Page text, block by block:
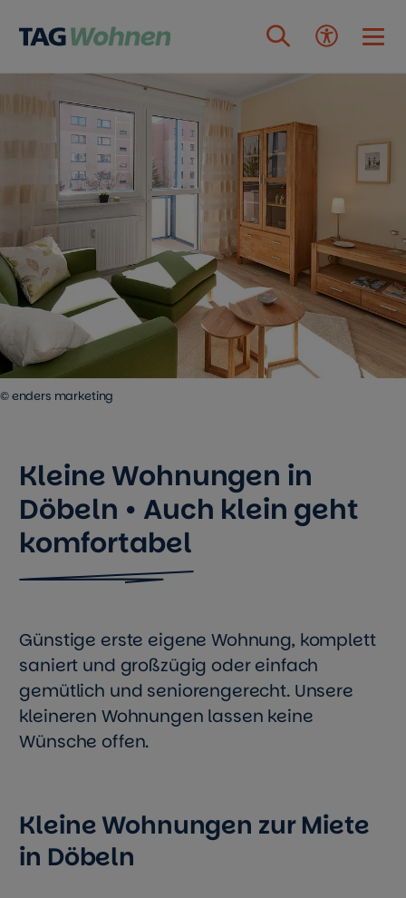
Zum Inhalt springen
Kleine Wohnungen in
Döbeln • Auch klein geht
komfortabel
Günstige erste eigene Wohnung, komplett
saniert und großzügig oder einfach
gemütlich und seniorengerecht. Unsere
kleineren Wohnungen lassen keine
Wünsche offen.
© enders marketing
Kleine Wohnungen zur Miete
in Döbeln